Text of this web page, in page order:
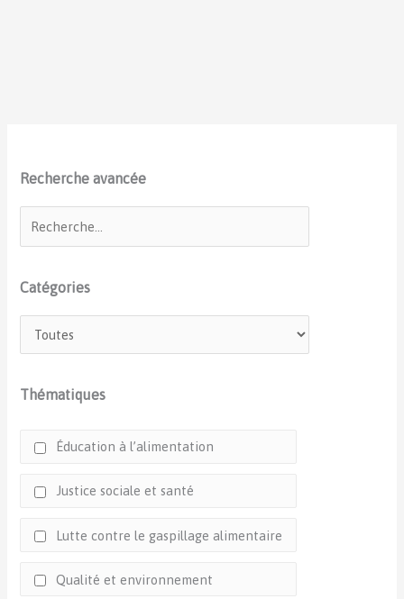
Recherche avancée
Catégories
Thématiques
Éducation à l’alimentation
Justice sociale et santé
Lutte contre le gaspillage alimentaire
Qualité et environnement